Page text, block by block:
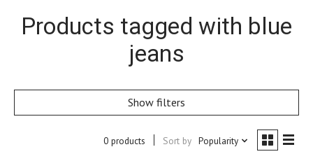
Products tagged with blue
jeans
Show filters
0 products Sort by Popularity